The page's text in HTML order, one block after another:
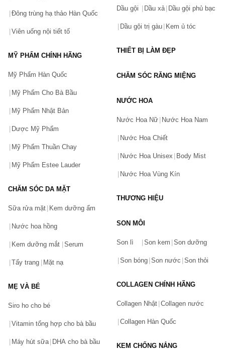
Bạn gặp vấn đề về sản phẩm hay mua hàng?
Hãy báo lỗi cho chúng tôi. Hoặc gọi cho chúng tôi qua số
Đông trùng hạ thảo Hàn Quốc
Viên uống nội tiết tố
MỸ PHẨM CHÍNH HÃNG
Mỹ Phẩm Hàn Quốc
Mỹ Phẩm Cho Bà Bầu
Mỹ Phẩm Nhật Bản
Dược Mỹ Phẩm
Mỹ Phẩm Thuần Chay
Mỹ Phẩm Estee Lauder
CHĂM SÓC DA MẶT
Sữa rửa mặt Kem dưỡng ẩm
Nước hoa hồng
Kem dưỡng mắt Serum
Tẩy trang Mặt nạ
MẸ VÀ BÉ
Siro ho cho bé
Vitamin tổng hợp cho bà bầu
Máy hút sữa DHA cho bà bầu
Dầu gội Dầu xả Dầu gội phủ bạc
Dầu gội trị gàu Kem ủ tóc
THIẾT BỊ LÀM ĐẸP
CHĂM SÓC RĂNG MIỆNG
NƯỚC HOA
Nước Hoa Nữ Nước Hoa Nam
Nước Hoa Chiết
Nước Hoa Unisex Body Mist
Nước Hoa Vùng Kín
THƯƠNG HIỆU
SON MÔI
Son lì Son kem Son dưỡng
Son bóng Son nước Son thỏi
COLLAGEN CHÍNH HÃNG
Collagen Nhật Collagen nước
Collagen Hàn Quốc
KEM CHỐNG NẮNG